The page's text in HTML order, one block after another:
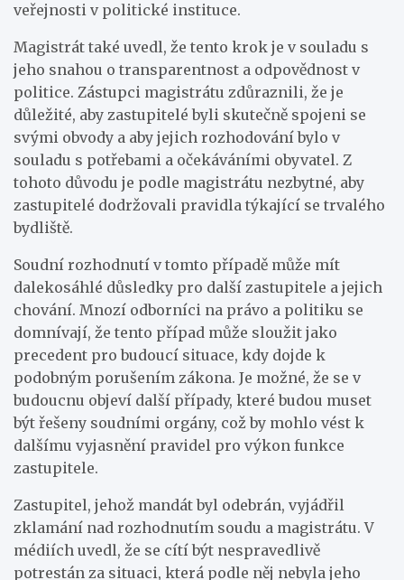
veřejnosti v politické instituce.
Magistrát také uvedl, že tento krok je v souladu s
jeho snahou o transparentnost a odpovědnost v
politice. Zástupci magistrátu zdůraznili, že je
důležité, aby zastupitelé byli skutečně spojeni se
svými obvody a aby jejich rozhodování bylo v
souladu s potřebami a očekáváními obyvatel. Z
tohoto důvodu je podle magistrátu nezbytné, aby
zastupitelé dodržovali pravidla týkající se trvalého
bydliště.
Soudní rozhodnutí v tomto případě může mít
dalekosáhlé důsledky pro další zastupitele a jejich
chování. Mnozí odborníci na právo a politiku se
domnívají, že tento případ může sloužit jako
precedent pro budoucí situace, kdy dojde k
podobným porušením zákona. Je možné, že se v
budoucnu objeví další případy, které budou muset
být řešeny soudními orgány, což by mohlo vést k
dalšímu vyjasnění pravidel pro výkon funkce
zastupitele.
Zastupitel, jehož mandát byl odebrán, vyjádřil
zklamání nad rozhodnutím soudu a magistrátu. V
médiích uvedl, že se cítí být nespravedlivě
potrestán za situaci, která podle něj nebyla jeho